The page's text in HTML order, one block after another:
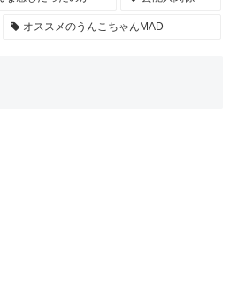
オススメのうんこちゃんMAD